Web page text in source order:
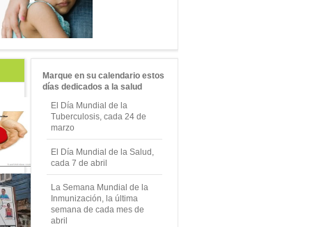
Marque en su calendario estos
días dedicados a la salud
El Día Mundial de la
Tuberculosis, cada 24 de
marzo
El Día Mundial de la Salud,
cada 7 de abril
La Semana Mundial de la
Inmunización, la última
semana de cada mes de
abril